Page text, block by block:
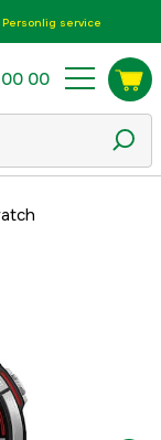
Personlig service
00